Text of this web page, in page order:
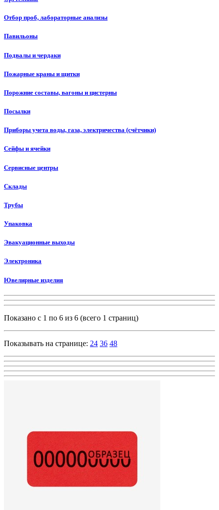
Отбор проб, лабораторные анализы
Павильоны
Подвалы и чердаки
Пожарные краны и щитки
Порожние составы, вагоны и цистерны
Посылки
Приборы учета воды, газа, электричества (счётчики)
Сейфы и ячейки
Сервисные центры
Склады
Трубы
Упаковка
Эвакуационные выходы
Электроника
Ювелирные изделия
Показано с 1 по 6 из 6 (всего 1 страниц)
Показывать на странице: 24 36 48